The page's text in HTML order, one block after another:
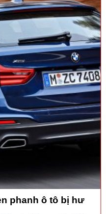
phanh ô tô bị hư